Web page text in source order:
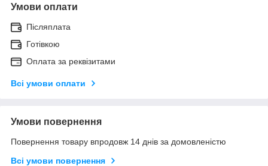
Умови оплати
Післяплата
Готівкою
Оплата за реквізитами
Всі умови оплати
Умови повернення
Повернення товару впродовж 14 днів за домовленістю
Всі умови повернення